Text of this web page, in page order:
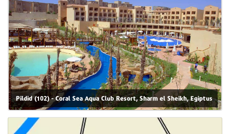
Pildid (102) - Coral Sea Aqua Club Resort, Sharm el Sheikh, Egiptus